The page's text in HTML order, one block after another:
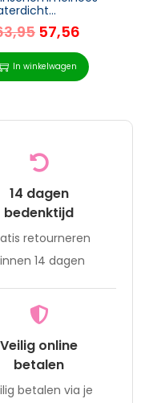
– Oxford
– 205 x 124 x
cm
57,56
In winkelwagen
14 dagen
bedenktijd
retourneren
14 dagen
Veilig online
betalen
betalen via je